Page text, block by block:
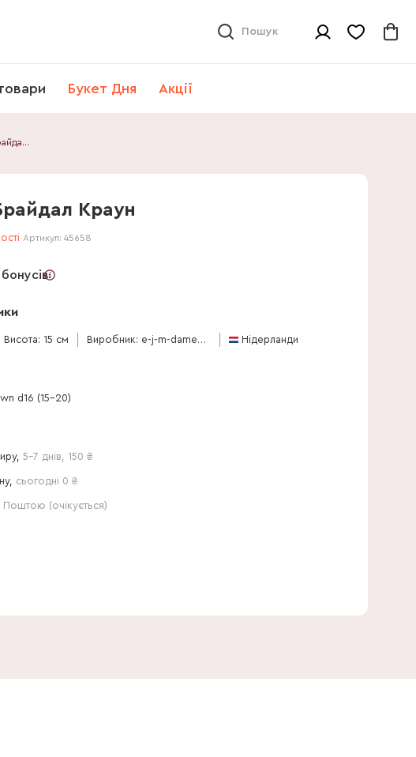
Пошук
Букет Дня Акції
Нарцис Брайдал Краун
Краун
Артикул: 45658
бонусів
Висота: 15 см Виробник: e-j-m-damen-en-zoon-bv Нідерланди
d16 (15-20)
5-7 днів 150 ₴
сьогодні 0 ₴
(очікується)